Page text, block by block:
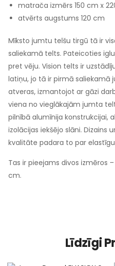
matrača izmērs 150 cm x
atvērts augstums 120 cm
Mīksto jumtu telšu tirgū tā ir
saliekamā telts. Pateicoties
pret vēju. Vision telts ir
latiņu, jo tā ir pirmā saliekamā
atveras, izmantojot ar gāzi
viena no vieglākajām jumta
pilnībā alumīnija konstrukcijai,
izolācijas iekšējo slāni. Dizains
kvalitāte padara to par
Tas ir pieejams divos izmēros
cm.
Līdzīgi